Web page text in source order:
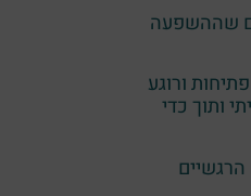
שההשפעה
ורוגע
ותוך כדי